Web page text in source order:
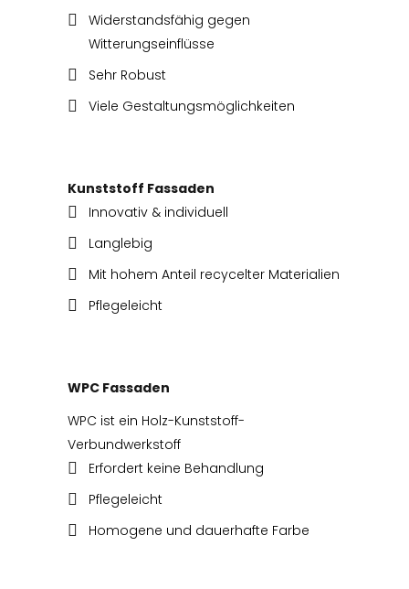
Widerstandsfähig gegen
Witterungseinflüsse
Sehr Robust
Viele Gestaltungsmöglichkeiten
Kunststoff Fassaden
Innovativ & individuell
Langlebig
Mit hohem Anteil recycelter Materialien
Pflegeleicht
WPC Fassaden
WPC ist ein Holz-Kunststoff-
Verbundwerkstoff
Erfordert keine Behandlung
Pflegeleicht
Homogene und dauerhafte Farbe